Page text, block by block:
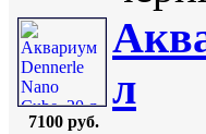
7100 руб.
л